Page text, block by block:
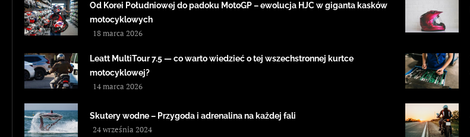
Od Korei Południowej do padoku MotoGP – ewolucja HJC w giganta kasków
motocyklowych
18 marca 2026
Leatt MultiTour 7.5 — co warto wiedzieć o tej wszechstronnej kurtce
motocyklowej?
14 marca 2026
Skutery wodne – Przygoda i adrenalina na każdej fali
24 września 2024